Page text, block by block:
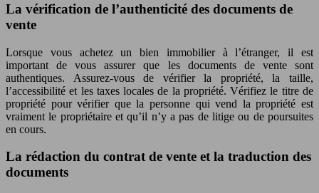
La vérification de l’authenticité des documents de
vente
Lorsque vous achetez un bien immobilier à l’étranger, il est
important de vous assurer que les documents de vente sont
authentiques. Assurez-vous de vérifier la propriété, la taille,
l’accessibilité et les taxes locales de la propriété. Vérifiez le titre de
propriété pour vérifier que la personne qui vend la propriété est
vraiment le propriétaire et qu’il n’y a pas de litige ou de poursuites
en cours.
La rédaction du contrat de vente et la traduction des
documents